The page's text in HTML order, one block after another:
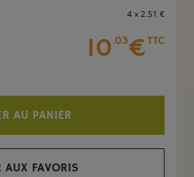
4 x 2.51 €
10.03€TTC
AU PANIER
AUX FAVORIS